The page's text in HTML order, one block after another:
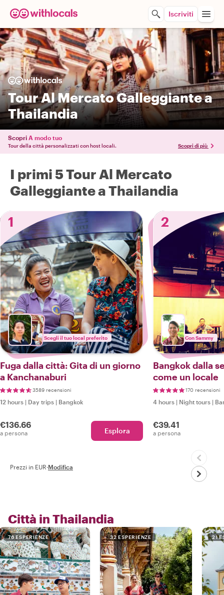
Iscriviti
Tour Al Mercato Galleggiante a
Thailandia
Scopri A modo tuo
Tour della città personalizzati con host locali. Scopri di più
I primi 5 Tour Al Mercato
Galleggiante a Thailandia
1
Scegli il tuo local preferito
Fuga dalla città: Gita di un giorno
a Kanchanaburi
3589 recensioni
12 hours | Day trips | Bangkok
€136.66
a persona Esplora
2
Con Sammy
Bangkok dalla
come un locale
170 recensioni
4 hours | Night tours |
€39.41
a persona
Prezzi in EUR·Modifica
Città in Thailandia
76 ESPERIENZE 32 ESPERIENZE 21